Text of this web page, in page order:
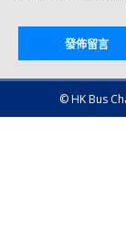
© HK Bus